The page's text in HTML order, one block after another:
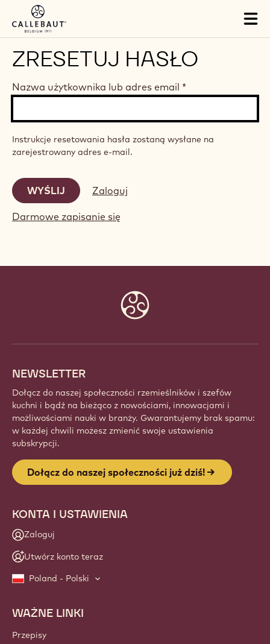
Skip to main content
ZRESETUJ HASŁO
Nazwa użytkownika lub adres email *
Instrukcje resetowania hasła zostaną wysłane na
zarejestrowany adres e-mail.
Zaloguj
Darmowe zapisanie się
NEWSLETTER
Dołącz do naszej społeczności rzemieślników i szefów
kuchni i bądź na bieżąco z nowościami, innowacjami i
możliwościami nauki w branży. Gwarantujemy brak spamu:
w każdej chwili możesz zmienić swoje ustawienia
subskrypcji.
Dołącz do naszej społeczności już dziś!
KONTA I USTAWIENIA
Zaloguj
Utwórz konto teraz
Poland - Polski
Footer
Callebaut
WAŻNE LINKI
Przepisy